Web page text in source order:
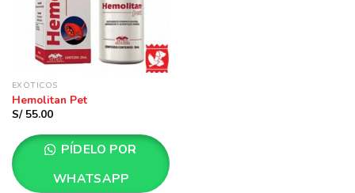
lista
deseos
EXÓTICOS
Hemolitan Pet
S/55.00
PÍDELO POR
WHATSAPP